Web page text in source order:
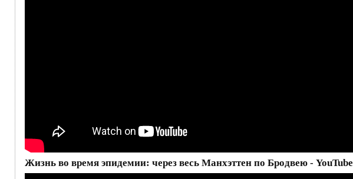
Жизнь во время эпидемии: через весь Манхэттен по Бродвею - YouTube